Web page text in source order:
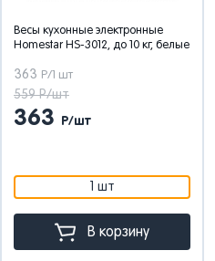
Весы кухонные электронные
Homestar HS-3012, до 10 кг, белые
363 Р/1 шт
559 Р/шт
363 Р/шт
1 шт
В корзину